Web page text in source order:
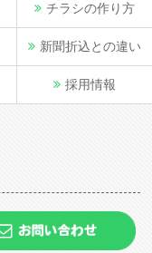
チラシの作り方
新聞折込との違い
採用情報